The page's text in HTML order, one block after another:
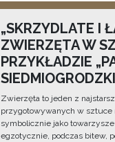
„SKRZYDLATE I
ZWIERZĘTA W
PRZYKŁADZIE
Zwierzęta to jeden z
przygotowywanych w
symbolicznie jako
egzotycznie, podczas bitew,